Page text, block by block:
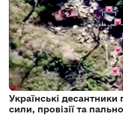
Українські
сили, провізії та